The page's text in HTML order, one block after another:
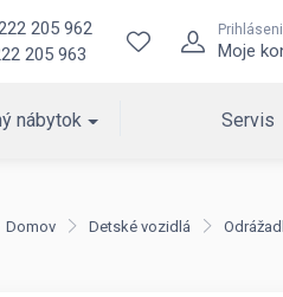
205 962
205 963 Moje
nábytok Servis
Domov Detské vozidlá